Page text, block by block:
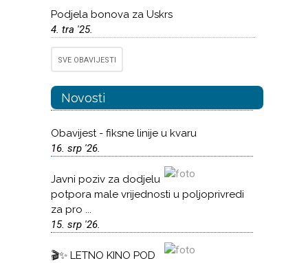
Podjela bonova za Uskrs
4. tra '25.
SVE OBAVIJESTI
Novosti
Obavijest - fiksne linije u kvaru
16. srp '26.
Javni poziv za dodjelu
potpora male vrijednosti u poljoprivredi
za pro ...
15. srp '26.
🎬✨ LETNO KINO POD